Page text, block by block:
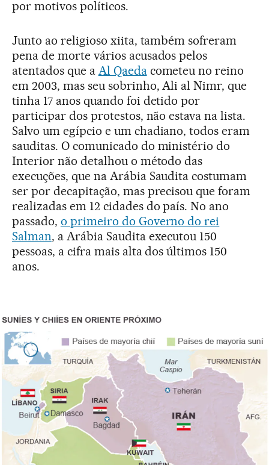
por motivos políticos.
Junto ao religioso xiita, também sofreram
pena de morte vários acusados pelos
atentados que a Al Qaedacometeu no reino
em 2003, mas seu sobrinho, Ali al Nimr, que
tinha 17 anos quando foi detido por
participar dos protestos, não estava na lista.
Salvo um egípcio e um chadiano, todos eram
sauditas. O comunicado do ministério do
Interior não detalhou o método das
execuções, que na Arábia Saudita costumam
ser por decapitação, mas precisou que foram
realizadas em 12 cidades do país. No ano
passado, o primeiro do Governo do rei
Salman, a Arábia Saudita executou 150
pessoas, a cifra mais alta dos últimos 150
anos.